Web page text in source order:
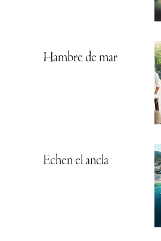
Hambre de mar
Echen el ancla